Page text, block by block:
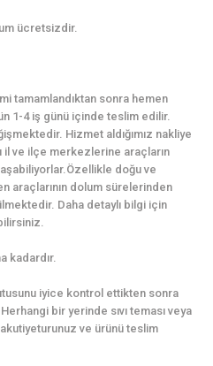
ücretsizdir.
tamamlandıktan sonra hemen
1-4 iş günü içinde teslim edilir.
Hizmet aldığımız nakliye
il ve ilçe merkezlerine araçların
doğu ve
araçlarının dolum sürelerinden
Daha detaylı bilgi için
kadardır.
iyice kontrol ettikten sonra
bir yerinde sıvı teması veya
ve ürünü teslim